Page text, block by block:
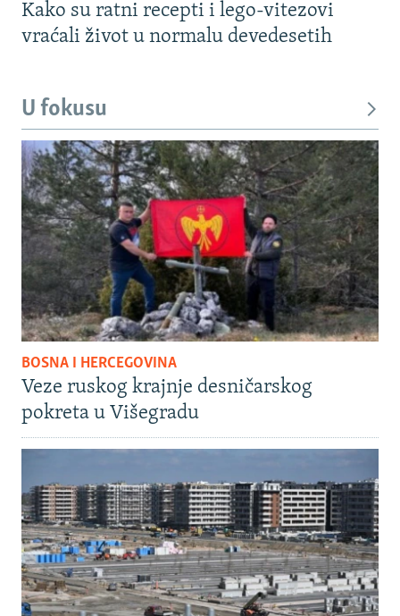
Kako su ratni recepti i lego-vitezovi
vraćali život u normalu devedesetih
U fokusu
BOSNA I HERCEGOVINA
Veze ruskog krajnje desničarskog
pokreta u Višegradu